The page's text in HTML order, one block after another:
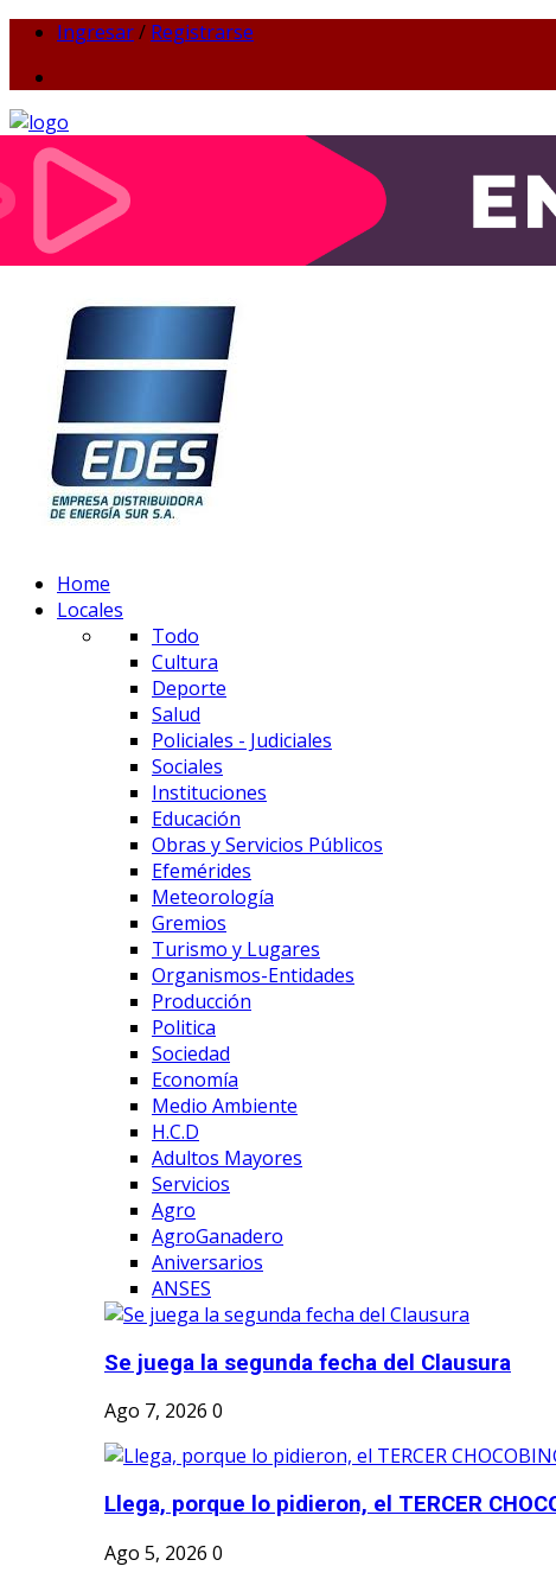
Ingresar/ Registrarse
Home
Locales
Todo
Cultura
Deporte
Salud
Policiales - Judiciales
Sociales
Instituciones
Educación
Obras y Servicios Públicos
Efemérides
Meteorología
Gremios
Turismo y Lugares
Organismos-Entidades
Producción
Politica
Sociedad
Economía
Medio Ambiente
H.C.D
Adultos Mayores
Servicios
Agro
AgroGanadero
Aniversarios
ANSES
Se juega la segunda fecha del Clausura
Ago 7, 2026 0
Llega, porque lo pidieron, el TERCER
Ago 5, 2026 0